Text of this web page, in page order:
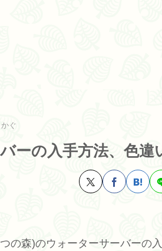
かぐ
ーの入手方法、色違
の森)のウォーターサーバーの